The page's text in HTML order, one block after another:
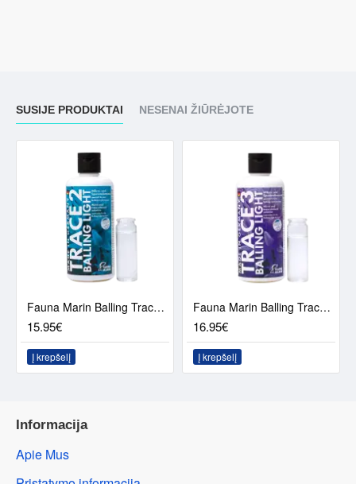
SUSIJE PRODUKTAI NESENAI ŽIŪRĖJOTE
Fauna Marin Balling Trace 2 Metallic Metabolic Color Effect 250 ml
15.95€
Į krepšelį
Fauna Marin Balling Trace 3 - Health (250ml)
16.95€
Į krepšelį
Informacija
Apie Mus